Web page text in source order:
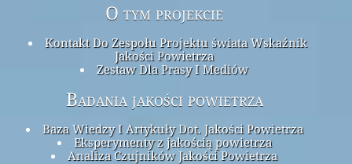
O tym projekcie
Kontakt Do Zespołu Projektu świata Wskaźnik
Jakości Powietrza
Zestaw Dla Prasy I Mediów
Badania jakości powietrza
Baza Wiedzy I Artykuły Dot. Jakości Powietrza
Eksperymenty z jakością powietrza
Analiza Czujników Jakości Powietrza